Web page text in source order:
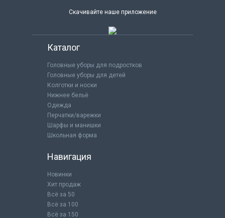
Скачивайте наше приложение
Каталог
Головные уборы для подростков
Головные уборы для детей
Колготки и носки
Нижнее бельё
Одежда
Перчатки/варежки
Шарфы и манишки
Школьная форма
Навигация
Новинки
Хит продаж
Всё за 50
Всё за 100
Всё за 150